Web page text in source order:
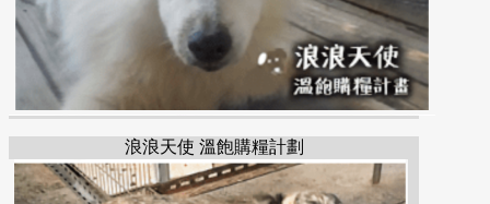
浪浪天使 溫飽購糧計劃